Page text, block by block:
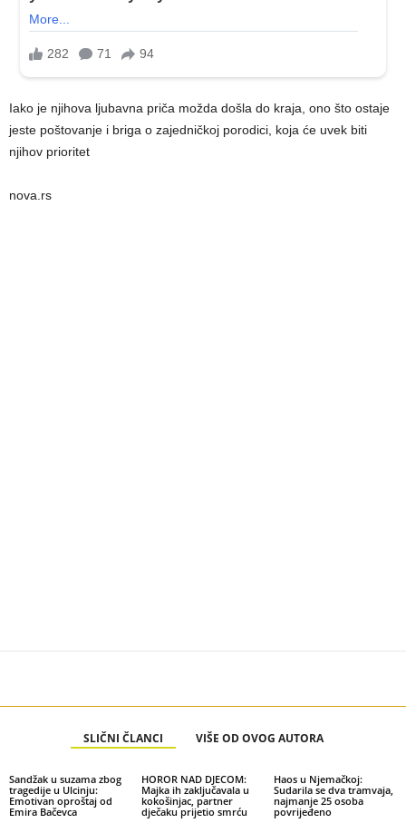
Iako je njihova ljubavna priča možda došla do kraja, ono što ostaje
jeste poštovanje i briga o zajedničkoj porodici, koja će uvek biti
njihov prioritet
nova.rs
SLIČNI ČLANCI VIŠE OD OVOG AUTORA
Sandžak u suzama zbog
tragedije u Ulcinju:
Emotivan oproštaj od
Emira Bačevca
HOROR NAD DJECOM:
Majka ih zaključavala u
kokošinjac, partner
dječaku prijetio smrću
Haos u Njemačkoj:
Sudarila se dva tramvaja,
najmanje 25 osoba
povrijeđeno